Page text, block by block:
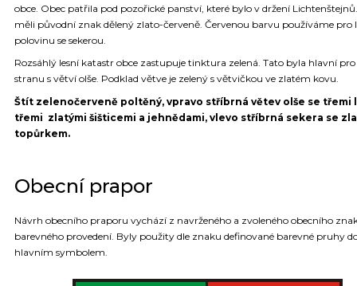
obce. Obec patřila pod pozořické panství, které bylo v držení
měli původní znak dělený zlato-červeně. Červenou barvu používáme pro
polovinu se sekerou.
Rozsáhlý lesní katastr obce zastupuje tinktura zelená. Tato byla hlavní
stranu s větví olše. Podklad větve je zelený s větvičkou ve zlatém kovu.
Štít zelenočerveně poltěný, vpravo stříbrná větev olše se třemi
třemi zlatými šišticemi a jehnědami, vlevo stříbrná sekera se
topůrkem.
Obecní prapor
Návrh obecního praporu vychází z navrženého a zvoleného obecního
barevného provedení. Byly použity dle znaku definované barevné pruhy
hlavním symbolem.